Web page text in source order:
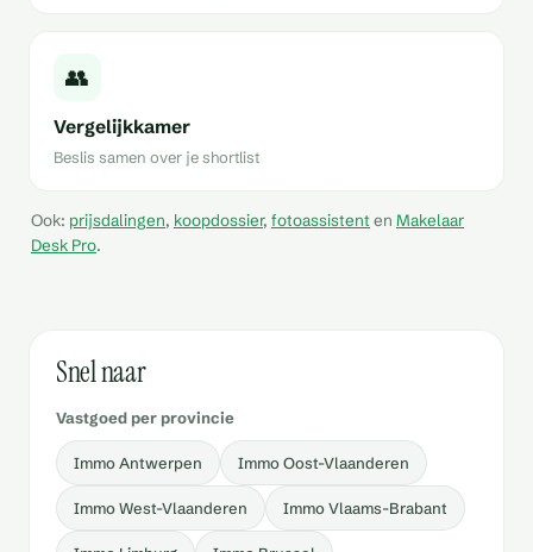
👥
Vergelijkkamer
Beslis samen over je shortlist
Ook: prijsdalingen, koopdossier, fotoassistent en Makelaar
Desk Pro.
Snel naar
Vastgoed per provincie
Immo Antwerpen Immo Oost-Vlaanderen
Immo West-Vlaanderen Immo Vlaams-Brabant